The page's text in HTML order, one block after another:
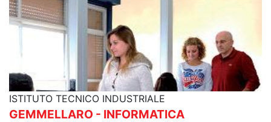
ISTITUTO TECNICO INDUSTRIALE
GEMMELLARO - INFORMATICA